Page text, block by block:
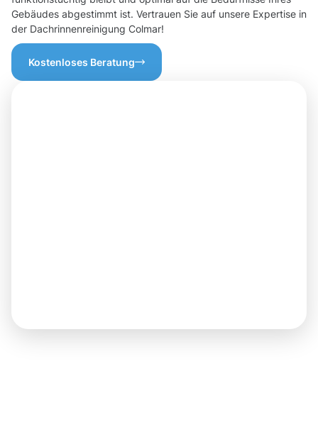
Gebäudes abgestimmt ist. Vertrauen Sie auf unsere Expertise in
der Dachrinnenreinigung Colmar!
Kostenloses Beratung